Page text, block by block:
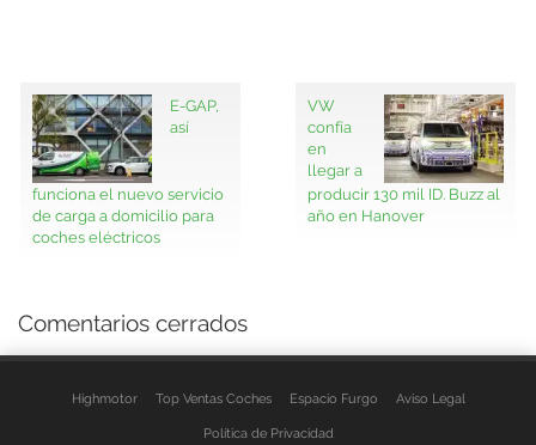
E-GAP,
así
funciona el nuevo servicio
de carga a domicilio para
coches eléctricos
VW
confía
en
llegar a
producir 130 mil ID. Buzz al
año en Hanover
Comentarios cerrados
Highmotor Top Ventas Coches Espacio Furgo Aviso Legal
Política de Privacidad